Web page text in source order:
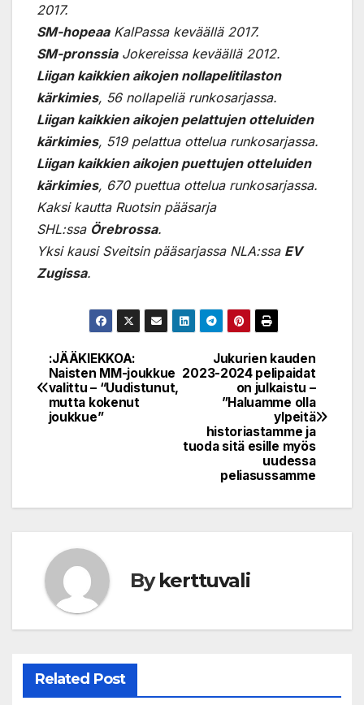
2017.
SM-hopeaaKalPassa keväällä 2017.
SM-pronssiaJokereissa keväällä 2012.
Liigan kaikkien aikojen nollapelitilaston
kärkimies, 56 nollapeliä runkosarjassa.
Liigan kaikkien aikojen pelattujen otteluiden
kärkimies, 519 pelattua ottelua runkosarjassa.
Liigan kaikkien aikojen puettujen otteluiden
kärkimies, 670 puettua ottelua runkosarjassa.
Kaksi kautta Ruotsin pääsarja
SHL:ssa Örebrossa.
Yksi kausi Sveitsin pääsarjassa NLA:ssa EV
Zugissa.
Post
navigation
Jukurien kauden
2023-2024 pelipaidat
on julkaistu –
”Haluamme olla
ylpeitä
historiastamme ja
tuoda sitä esille myös
uudessa
peliasussamme
:JÄÄKIEKKOA:
Naisten MM-joukkue
valittu – “Uudistunut,
mutta kokenut
joukkue”
Bykerttuvali
Related Post